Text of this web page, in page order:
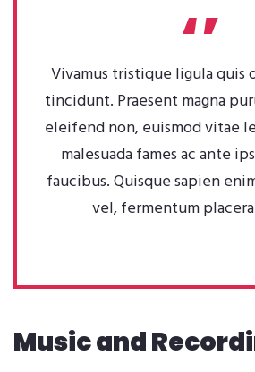
Vivamus tristique ligula quis
tincidunt. Praesent magna
eleifend non, euismod vitae
malesuada fames ac ante
faucibus. Quisque sapien
vel, fermentum
Music and